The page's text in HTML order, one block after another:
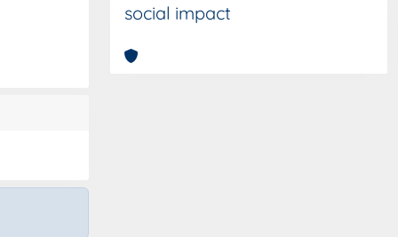
social impact